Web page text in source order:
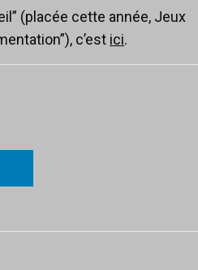
(placée cette année, Jeux
c’est ici.